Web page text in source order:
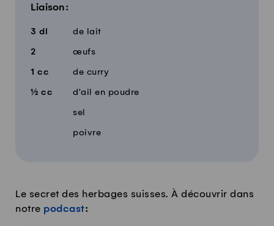
Liaison:
3 dl de lait
2 œufs
1 cc de curry
½ cc d'ail en poudre
sel
poivre
Le secret des herbages suisses. À découvrir dans
notre podcast: